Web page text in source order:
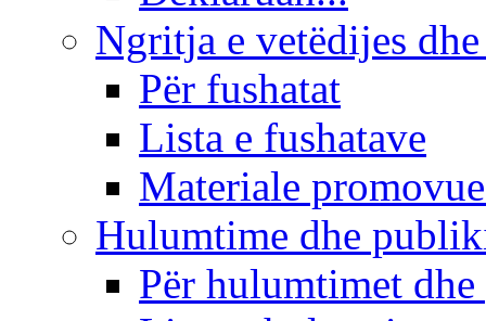
Ngritja e vetëdijes
Për fushatat
Lista e fushatave
Materiale
Hulumtime dhe
Për hulumtimet